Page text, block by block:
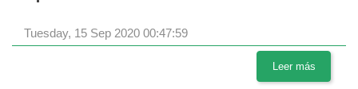
Tuesday, 15 Sep 2020 00:47:59
Leer más